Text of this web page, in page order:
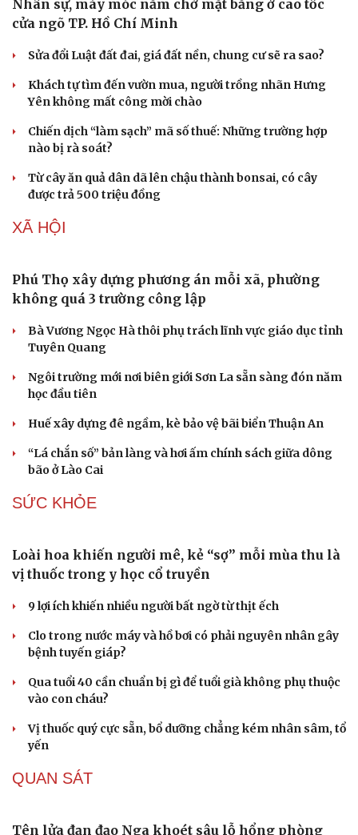
Hạt giống tâm hồn
Hoa sữa
VĂN HÓA
nhạc lệch chuẩn
chuyện cùng công chúng
2026
đường phố Quy Nhơn - Gia Lai
Khai mạc Lễ hội Việt Nam - Hàn Quốc TP Đà Nẵng năm
2026
DU LỊCH
khách quốc tế
Công nghiệp giải trí "chắp cánh" cho điểm đến du lịch
Gia Lai
Hội chợ Du lịch quốc tế TP.HCM 2026 có quy mô lớn nhất
Bảo tàng Tưởng niệm Hòa bình tại Nhật Bản đón lượng
khách kỷ lục
Du lịch biển Việt Nam: Muốn bứt phá phải vượt khỏi lợi
thế tự nhiên
KINH TẾ
Nhân sự, máy móc nằm chờ mặt bằng ở cao tốc
cửa ngõ TP. Hồ Chí Minh
Sửa đổi Luật đất đai, giá đất nền, chung cư sẽ ra sao?
Khách tự tìm đến vườn mua, người trồng nhãn Hưng
Chiến dịch “làm sạch” mã số thuế: Những trường hợp